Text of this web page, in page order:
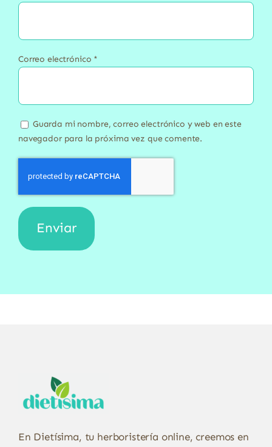
Correo electrónico *
Guarda mi nombre, correo electrónico y web en este
navegador para la próxima vez que comente.
En Dietísima, tu herboristería online, creemos en